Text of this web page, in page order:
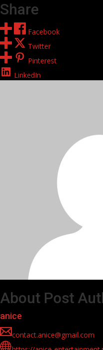
Share
Facebook
Twitter
Pinterest
LinkedIn
About Post
anice
contact.anice@gmail.com